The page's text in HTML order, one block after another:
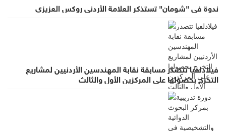
ندوة في "شومان" تستذكر العلامة الأردني روكس العزيزي
فيلادلفيا تتصدر مسابقة نقابة المهندسين الأردنيين لمشاريع
التخرج بحصولها على المركزين الأول والثالث